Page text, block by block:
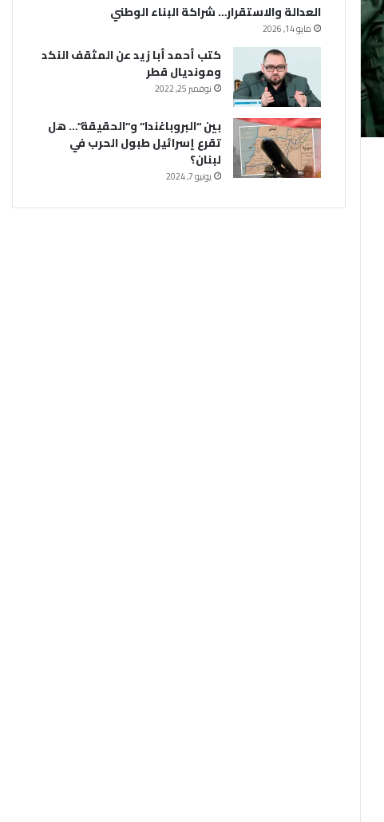
العدالة والاستقرار… شراكة البناء الوطني
مايو 14, 2026
كتب أحمد أبا زيد عن المثقف النكد
ومونديال قطر
نوفمبر 25, 2022
بين “البروباغندا” و”الحقيقة”… هل
تقرع إسرائيل طبول الحرب في
لبنان؟
يونيو 7, 2024